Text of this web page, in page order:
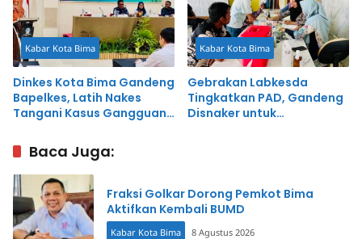
Kabar Kota Bima
Dinkes Kota Bima Gandeng
Bapelkes, Latih Nakes
Tangani Kasus Gangguan
Kabar Kota Bima
Gebrakan Labkesda
Tingkatkan PAD, Gandeng
Disnaker untuk
Baca Juga:
Fraksi Golkar Dorong Pemkot Bima
Aktifkan Kembali BUMD
Kabar Kota Bima 8 Agustus 2026